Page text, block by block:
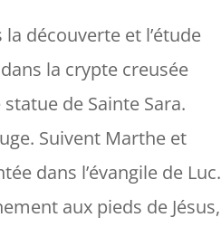
découverte et l’étude
la crypte creusée
de Sainte Sara.
Suivent Marthe et
dans l’évangile de Luc.
aux pieds de Jésus,